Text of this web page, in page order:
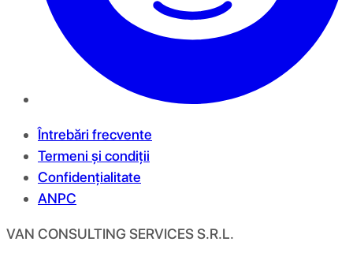
Întrebări frecvente
Termeni și condiții
Confidențialitate
ANPC
VAN CONSULTING SERVICES S.R.L.